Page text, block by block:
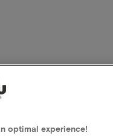
optimal experience!